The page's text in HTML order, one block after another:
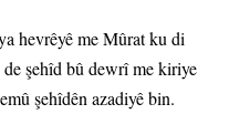
hevrêyê me Mûrat ku di
şehîd bû dewrî me kiriye
şehîdên azadiyê bin.